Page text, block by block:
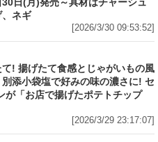
、ネギ
[2026/3/30 09:53:52]
! 揚げたて食感とじゃがいもの風
別添小袋塩で好みの味の濃さに! セ
が「お店で揚げたポテトチップ
[2026/3/29 23:17:07]